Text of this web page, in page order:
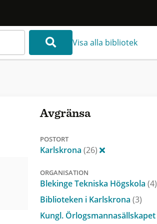
Visa alla bibliotek
Avgränsa
POSTORT
Karlskrona (26)
ORGANISATION
Blekinge Tekniska Högskola (4)
Biblioteken i Karlskrona (3)
Kungl. Örlogsmannasällskapet